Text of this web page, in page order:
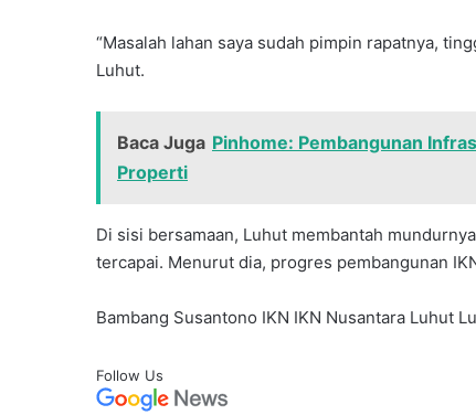
“Masalah lahan saya sudah pimpin rapatnya,
Luhut.
Baca Juga Pinhome: Pembangunan
Properti
Di sisi bersamaan, Luhut membantah
tercapai. Menurut dia, progres pembangunan
Bambang Susantono IKN IKN Nusantara Luhut
Follow Us